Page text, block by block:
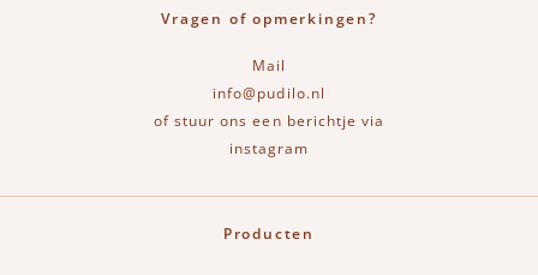
Vragen of opmerkingen?
Mail
info@pudilo.nl
of stuur ons een berichtje via
instagram
Producten